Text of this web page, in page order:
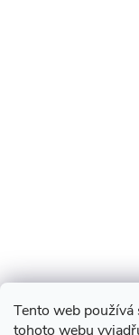
Tento web
tohoto webu